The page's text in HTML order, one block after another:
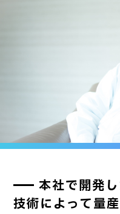
本社で開発
技術によって量